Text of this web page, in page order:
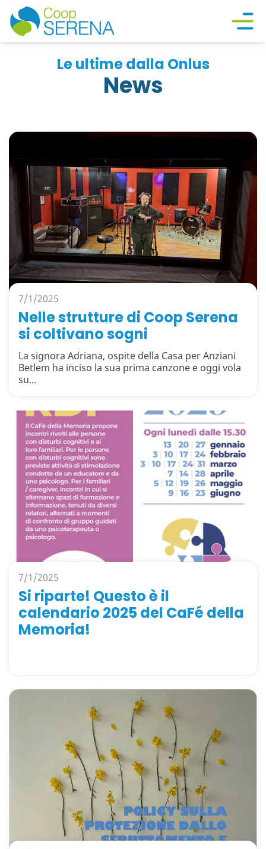
Le ultime dalla Onlus
News
7/1/2025
Nelle strutture di Coop Serena
si coltivano sogni
La signora Adriana, ospite della Casa per Anziani
Betlem ha inciso la sua prima canzone e oggi vola
su...
7/1/2025
Si riparte! Questo è il
calendario 2025 del CaFé della
Memoria!